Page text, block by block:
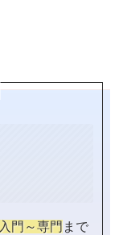
入門～専門 まで